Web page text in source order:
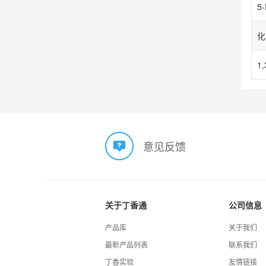
意见反馈
关于丁香通
产品库
最新产品列表
丁香实验
公司信息
关于我们
联系我们
友情链接